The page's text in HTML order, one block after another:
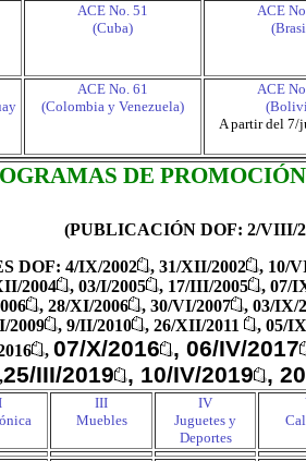
ACE No. 51
(Cuba)
ACE
ACE No. 61
(Colombia y Venezuela)
ACE
A partir del 7/
DE
(PUBLICACIÓN DOF: 2/VIII/
DOF: 4/IX/2002 , 31/XII/2002
, 10/
2004 , 03/I/2005 , 17/III/2005
, 07/
, 28/XI/2006 , 30/VI/2007
, 03/IX/
2009 , 9/II/2010 , 26/XII/2011 , 05/
, 07/X/2016 , 06/IV/2017
,25/III/2019 , 10/IV/2019 ,
III
Muebles
IV
Juguetes y
Deportes